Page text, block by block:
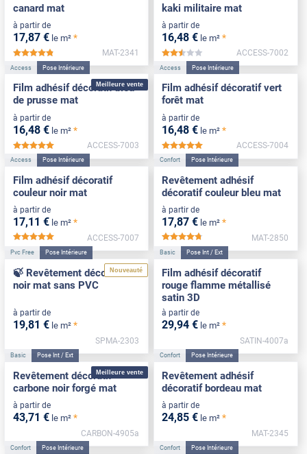
canard mat
à partir de
17,87 € le m² *
*****
MAT-2341
kaki militaire mat
à partir de
16,48 € le m² *
*****
ACCESS-7002
Meilleure vente
Access Pose Intérieure
Film adhésif décoratif bleu
de prusse mat
à partir de
16,48 € le m² *
*****
ACCESS-7003
Access Pose Intérieure
Film adhésif décoratif vert
forêt mat
à partir de
16,48 € le m² *
ACCESS-7004
Access Pose Intérieure
Film adhésif décoratif
couleur noir mat
à partir de
17,11 € le m² *
ACCESS-7007
Confort Pose Intérieure
Revêtement adhésif
décoratif couleur bleu mat
à partir de
17,87 € le m² *
*****
MAT-2850
Nouveauté
Pvc Free Pose Intérieure
🍃 Revêtement décoratif
noir mat sans PVC
à partir de
19,81 € le m² *
SPMA-2303
Basic Pose Int / Ext
Film adhésif décoratif
rouge flamme métallisé
satin 3D
à partir de
29,94 € le m² *
SATIN-4007a
Meilleure vente
Basic Pose Int / Ext
Revêtement décoratif
carbone noir forgé mat
à partir de
43,71 € le m² *
CARBON-4905a
Confort Pose Intérieure
Revêtement adhésif
décoratif bordeau mat
à partir de
24,85 € le m² *
MAT-2345
Confort Pose Intérieure Confort Pose Intérieure